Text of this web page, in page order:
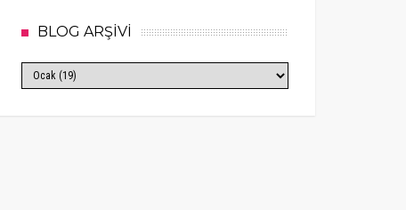
BLOG ARŞİVİ